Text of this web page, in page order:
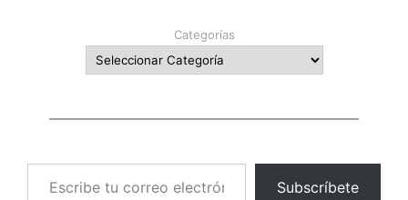
Categorías
Escribe tu correo electrónico…
Subscríbete